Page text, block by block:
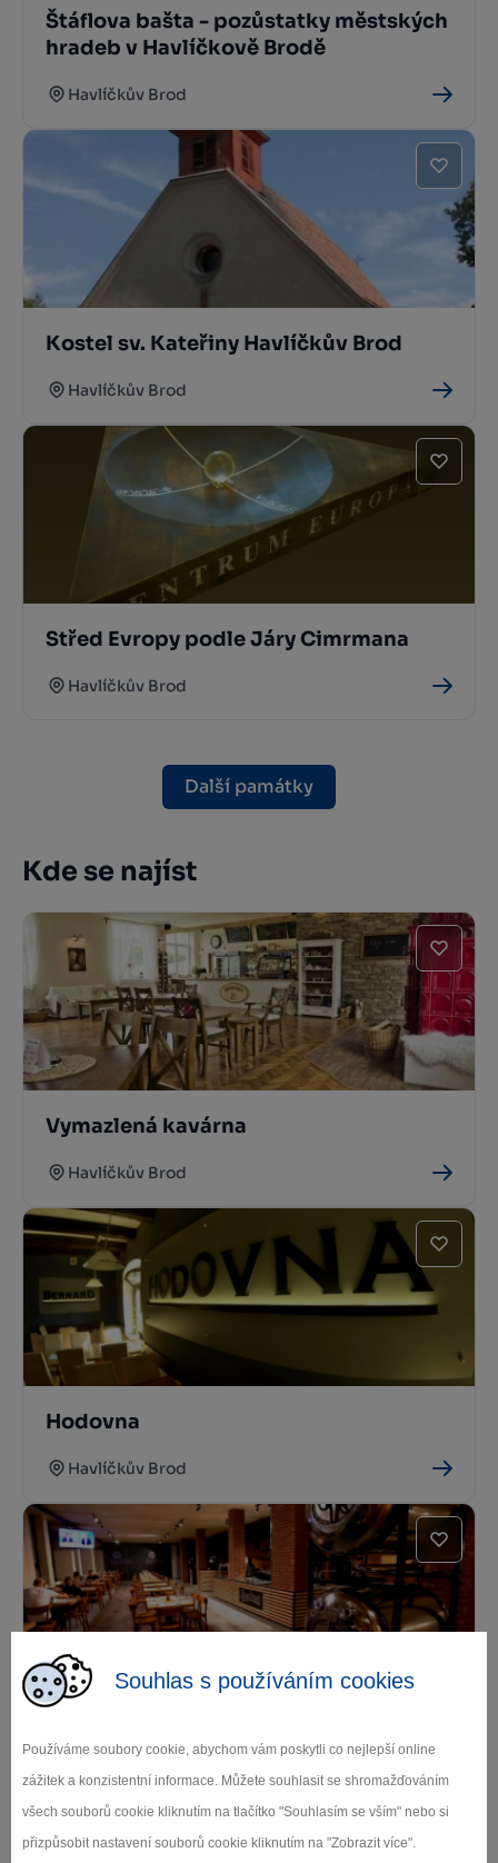
Souhlas s používáním cookies
Používáme soubory cookie, abychom vám poskytli co nejlepší online
zážitek a konzistentní informace. Můžete souhlasit se shromažďováním
všech souborů cookie kliknutím na tlačítko "Souhlasím se vším" nebo si
přizpůsobit nastavení souborů cookie kliknutím na "Zobrazit více".
Štáflova bašta - pozůstatky městských
hradeb v Havlíčkově Brodě
Havlíčkův Brod
Kostel sv. Kateřiny Havlíčkův Brod
Havlíčkův Brod
Střed Evropy podle Járy Cimrmana
Havlíčkův Brod
Další památky
Kde se najíst
Vymazlená kavárna
Havlíčkův Brod
Hodovna
Havlíčkův Brod